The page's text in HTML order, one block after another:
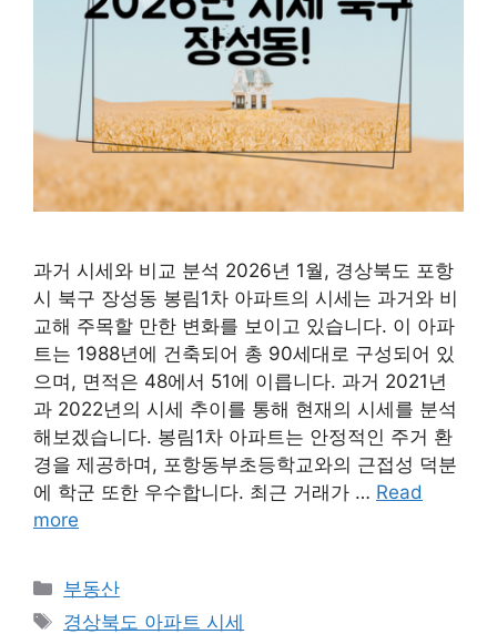
과거 시세와 비교 분석 2026년 1월, 경상북도 포항
시 북구 장성동 봉림1차 아파트의 시세는 과거와 비
교해 주목할 만한 변화를 보이고 있습니다. 이 아파
트는 1988년에 건축되어 총 90세대로 구성되어 있
으며, 면적은 48에서 51에 이릅니다. 과거 2021년
과 2022년의 시세 추이를 통해 현재의 시세를 분석
해보겠습니다. 봉림1차 아파트는 안정적인 주거 환
경을 제공하며, 포항동부초등학교와의 근접성 덕분
에 학군 또한 우수합니다. 최근 거래가 … Read
more
Categories
부동산
Tags
경상북도 아파트 시세